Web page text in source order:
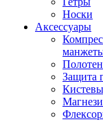
Носки
Аксессуары
Защита